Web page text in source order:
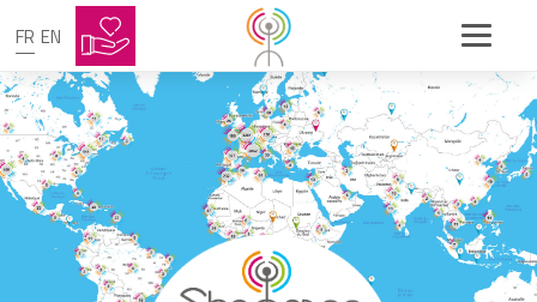
FR EN